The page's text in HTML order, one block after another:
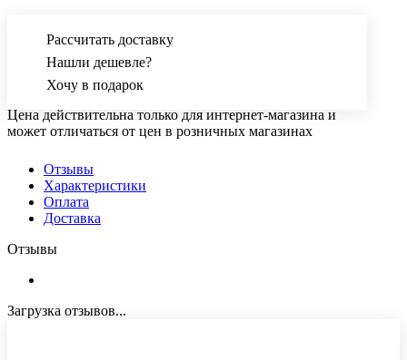
Рассчитать доставку
Нашли дешевле?
Хочу в подарок
Цена действительна только для интернет-магазина и
может отличаться от цен в розничных магазинах
Отзывы
Характеристики
Оплата
Доставка
Отзывы
Загрузка отзывов...